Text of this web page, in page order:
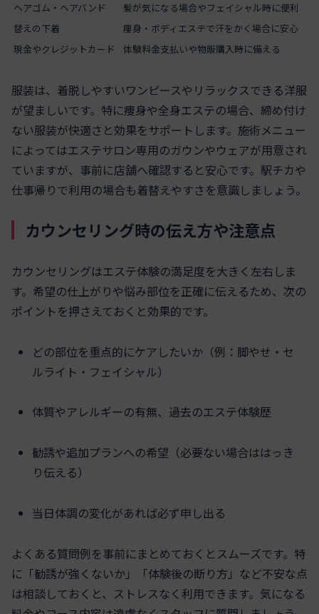
ヘアゴム・ヘアバンド
髪が気になる場合やフェイシャル時に便利
替えの下着
痩身・ボディエステで汗をかく場合に安心
現金やクレジットカード
体験料金支払いや物販購入時に備える
服装は、着脱しやすいワンピースやリラックスできる洋服
が望ましいです。特に痩身や全身エステの場合、締め付け
ない服装が快適さと効果をサポートします。施術メニュー
によってはエステサロン専用のガウンやウェアが用意され
ていますが、事前に店舗へ確認すると安心です。駅チカや
仕事帰りで利用の場合も着替えやすさを意識しましょう。
カウンセリング時の伝え方や注意点
カウンセリングはエステ体験の満足度を大きく左右しま
す。希望の仕上がりや悩み部位を正確に伝えるため、次の
ポイントを押さえておくと効果的です。
どの部位を重点的にケアしたいか（例：脚やせ・セ
ルライト・フェイシャル）
体質やアレルギーの有無、過去のエステ体験歴
勧誘や追加プランへの希望（必要ない場合ははっき
り伝える）
当日体調の変化があれば必ず申し出る
よくある質問例を事前にまとめておくとスムーズです。特
に「勧誘が強くないか」「体験後の断り方」など不安な点
は相談しておくと、ストレスなく利用できます。気になる